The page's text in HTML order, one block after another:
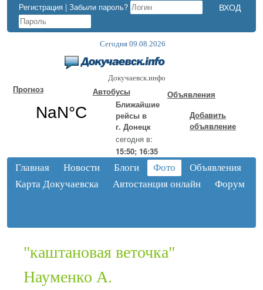
Регистрация | Забыли пароль?
Сегодня 09.08.2026
Докучаевск.инфо
Прогноз
Автобусы
Ближайшие
рейсы в
г. Донецк
сегодня в:
15:50; 16:35
Объявления
Добавить
объявление
Главная Новости Блоги Фото
Объявления
Карта Докучаевска
Автостанция онлайн Форум
"каштановая веточка"
Науменко А.